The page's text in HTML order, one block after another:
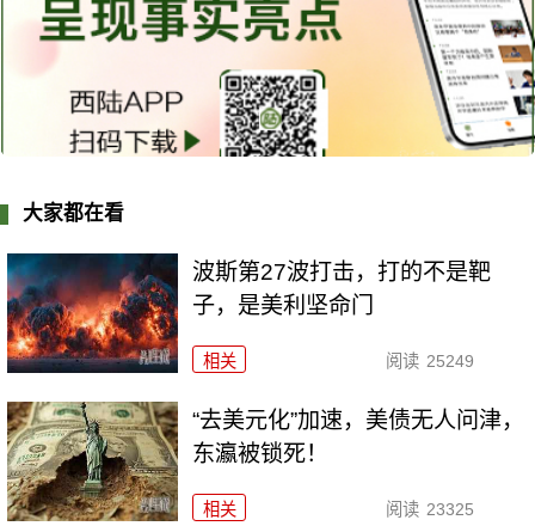
大家都在看
波斯第27波打击，打的不是靶
子，是美利坚命门
相关 阅读 25249
“去美元化”加速，美债无人问津，
东瀛被锁死！
相关 阅读 23325